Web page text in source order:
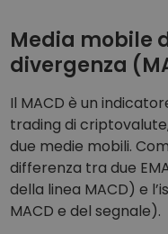
Media mobile
divergenza
Il MACD è un
trading di
due medie mobili.
differenza tra due
della linea MACD) e
MACD e del segnale).